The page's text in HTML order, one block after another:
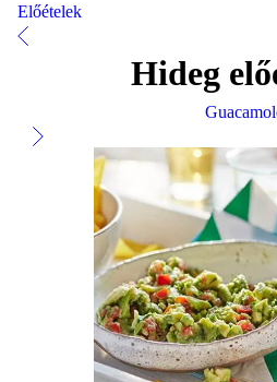
Előételek
Hideg